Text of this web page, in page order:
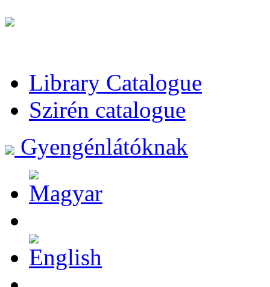
Library Catalogue
Szirén catalogue
Gyengénlátóknak